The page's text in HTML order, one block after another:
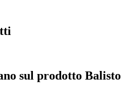
sul prodotto Balisto